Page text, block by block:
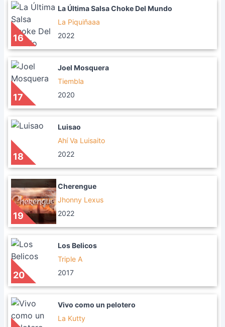
16
La Última Salsa Choke Del Mundo
La Piquiñaaa
2022
17
Joel Mosquera
Tiembla
2020
18
Luisao
Ahí Va Luisaito
2022
19
Cherengue
Jhonny Lexus
2022
20
Los Belicos
Triple A
2017
Vivo como un pelotero
La Kutty